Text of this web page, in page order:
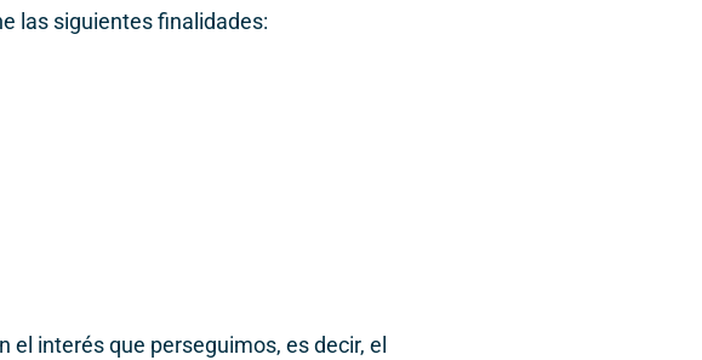
las siguientes finalidades:
interés que perseguimos, es decir, el